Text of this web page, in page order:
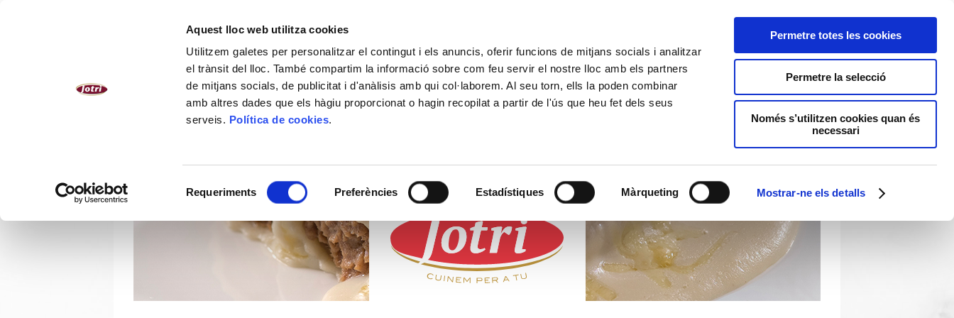
Aquest lloc web utilitza cookies
Utilitzem galetes per personalitzar el contingut i els anuncis, oferir funcions de mitjans socials i analitzar
el trànsit del lloc. També compartim la informació sobre com feu servir el nostre lloc amb els partners
de mitjans socials, de publicitat i d'anàlisis amb qui col·laborem. Al seu torn, ells la poden combinar
amb altres dades que els hàgiu proporcionat o hagin recopilat a partir de l'ús que heu fet dels seus
serveis. Política de cookies.
Requeriments Preferències Estadístiques Màrqueting Mostrar-ne els detalls
Permetre totes les cookies
Permetre la selecció
Només s’utilitzen cookies quan és
necessari
NOSALTRES PLATS CUINATS ACTUALITAT ON COMPRAR CONTACTE
FRESCOS